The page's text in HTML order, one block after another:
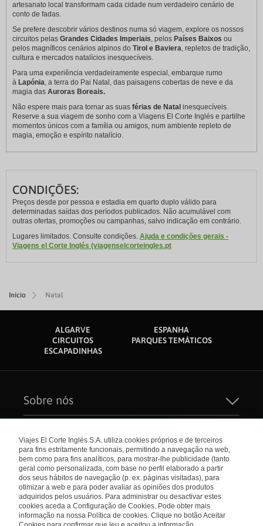
Inicio Natal
artesanato local transformam cada cidade num verdadeiro cenário de
conto de fadas.
Se prefere descobrir vários destinos numa só viagem, explore os nossos
circuitos pelas Grandes Cidades Imperiais, pelos Países Baixos ou
pelos magníficos cenários alpinos do Tirol e Baviera, repletos de tradição,
cultura e mercados natalícios inesquecíveis.
Para uma experiência verdadeiramente especial, embarque rumo
à Lapónia, a terra do Pai Natal, das paisagens cobertas de neve e da
magia das Auroras Boreais.
Não espere mais para tornar as suas férias de Natal inesquecíveis.
Reserve a sua viagem de sonho com a Viagens El Corte Inglés e partilhe
momentos únicos com a família ou amigos, num ambiente repleto de
magia, emoção e espírito natalício.
CONDIÇÕES:
Preços desde por pessoa e estadia em quarto duplo válido para
determinadas saídas dos períodos publicados. Não acumulável com
outras ofertas, promoções ou campanhas, salvo indicação em contrário.
Lugares limitados. Consulte condições. Ajuda e condições gerais -
Viagens el Corte Inglés (viagenselcorteingles.pt
ALGARVE
ESPANHA
CIRCUITOS
PARQUES TEMÁTICOS
ESCAPADINHAS
Sobre nós
Quem Somos
Seguros de Viagem
Carreiras
El Corte Inglés
Catálogos
Check-in Online
Condições Gerais
Política de privacidade
Política de Cookies
Empresas/ Grupos
Livro de Reclamações
Internacional
Portugal
Visite nosso blog
Viajes El Corte Inglés S.A. utiliza cookies próprios e de terceiros
para fins estritamente funcionais, permitindo a navegação na web,
bem como para fins analíticos, para mostrar-lhe publicidade (tanto
geral como personalizada, com base no perfil elaborado a partir
dos seus hábitos de navegação (p. ex. páginas visitadas), para
otimizar a web e para poder avaliar as opiniões dos produtos
adquiridos pelos usuários. Para administrar ou desactivar estes
cookies aceda a Configuração de Cookies. Pode obter mais
informação na nossa Política de cookies. Clique no botão Aceitar